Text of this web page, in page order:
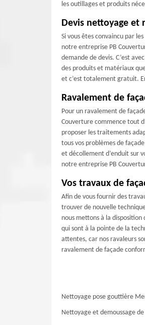
les outillages et produits
Devis nettoyage et
Si vous êtes convaincu par
notre entreprise PB
demande de devis. C’est
des produits et matériaux
et c’est totalement gratuit.
Ravalement de
Pour un ravalement de
Couverture commence tout
proposer les traitements
tous vos problèmes de
et décollement d’enduit sur
notre entreprise PB
Vos travaux de
Afin de vous fournir des
trouver de nouvelle
nous mettons à la
qui sont à la pointe de la
attentes, car nos ravaleurs
ravalement de façade
Nettoyage pose gouttière
Nettoyage et demoussage